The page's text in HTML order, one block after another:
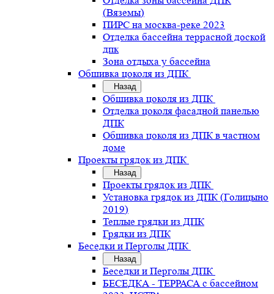
(Вяземы)
ПИРС на москва-реке 2023
Отделка бассейна террасной доской
дпк
Зона отдыха у бассейна
Обшивка цоколя из ДПК
Назад
Обшивка цоколя из ДПК
Отделка цоколя фасадной панелью
ДПК
Обшивка цоколя из ДПК в частном
доме
Проекты грядок из ДПК
Назад
Проекты грядок из ДПК
Установка грядок из ДПК (Голицыно
2019)
Теплые грядки из ДПК
Грядки из ДПК
Беседки и Перголы ДПК
Назад
Беседки и Перголы ДПК
БЕСЕДКА - ТЕРРАСА с бассейном